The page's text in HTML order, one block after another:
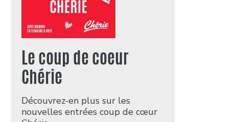
Le coup de coeur
Chérie
Découvrez-en plus sur les
nouvelles entrées coup de cœur